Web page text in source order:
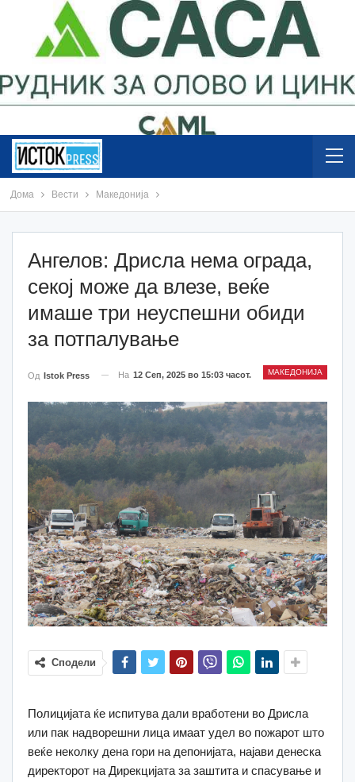
Дома Вести Македонија
Ангелов: Дрисла нема ограда,
секој може да влезе, веќе
имаше три неуспешни обиди
за потпалување
МАКЕДОНИЈА
Од Istok Press На 12 Сеп, 2025 во 15:03 часот.
Сподели
Полицијата ќе испитува дали вработени во Дрисла
или пак надворешни лица имаат удел во пожарот што
веќе неколку дена гори на депонијата, најави денеска
директорот на Дирекцијата за заштита и спасување и